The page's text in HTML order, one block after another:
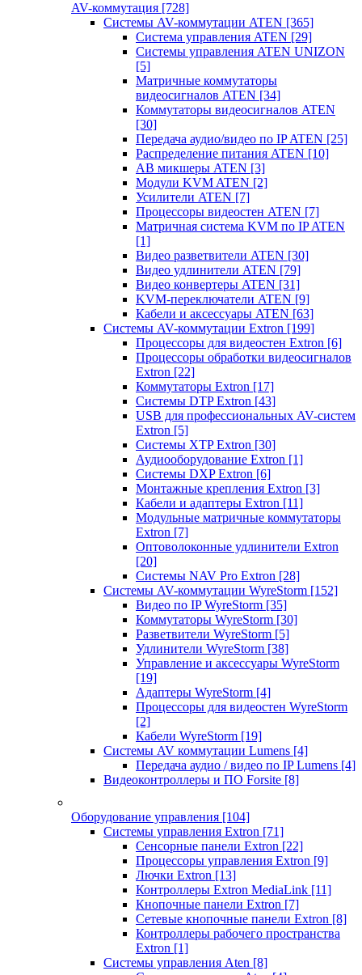
AV-коммутация [728]
Системы AV-коммутации ATEN [365]
Система управления ATEN [29]
Системы управления ATEN UNIZON
[5]
Матричные коммутаторы
видеосигналов ATEN [34]
Коммутаторы видеосигналов ATEN
[30]
Передача аудио/видео по IP ATEN [25]
Распределение питания ATEN [10]
АВ микшеры ATEN [3]
Модули KVM ATEN [2]
Усилители ATEN [7]
Процессоры видеостен ATEN [7]
Матричная система KVM по IP ATEN
[1]
Видео разветвители ATEN [30]
Видео удлинители ATEN [79]
Видео конвертеры ATEN [31]
KVM-переключатели ATEN [9]
Кабели и аксессуары ATEN [63]
Системы AV-коммутации Extron [199]
Процессоры для видеостен Extron [6]
Процессоры обработки видеосигналов
Extron [22]
Коммутаторы Extron [17]
Системы DTP Extron [43]
USB для профессиональных AV-систем
Extron [5]
Системы XTP Extron [30]
Аудиооборудование Extron [1]
Системы DXP Extron [6]
Монтажные крепления Extron [3]
Кабели и адаптеры Extron [11]
Модульные матричные коммутаторы
Extron [7]
Оптоволоконные удлинители Extron
[20]
Системы NAV Pro Extron [28]
Системы AV-коммутации WyreStorm [152]
Видео по IP WyreStorm [35]
Коммутаторы WyreStorm [30]
Разветвители WyreStorm [5]
Удлинители WyreStorm [38]
Управление и аксессуары WyreStorm
[19]
Адаптеры WyreStorm [4]
Процессоры для видеостен WyreStorm
[2]
Кабели WyreStorm [19]
Системы AV коммутации Lumens [4]
Передача аудио / видео по IP Lumens [4]
Видеоконтроллеры и ПО Forsite [8]
Оборудование управления [104]
Системы управления Extron [71]
Сенсорные панели Extron [22]
Процессоры управления Extron [9]
Лючки Extron [13]
Контроллеры Extron MediaLink [11]
Кнопочные панели Extron [7]
Сетевые кнопочные панели Extron [8]
Контроллеры рабочего пространства
Extron [1]
Системы управления Aten [8]